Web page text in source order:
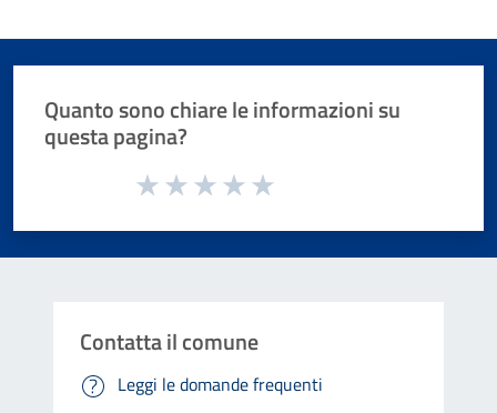
Quanto sono chiare le informazioni su
questa pagina?
Valuta da 1 a 5 stelle la pagina
Contatta il comune
Leggi le domande frequenti